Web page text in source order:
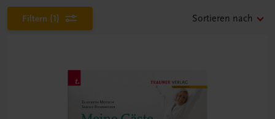
Filtern (1) Sortieren nach